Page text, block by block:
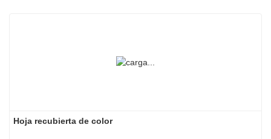
Hoja recubierta de color